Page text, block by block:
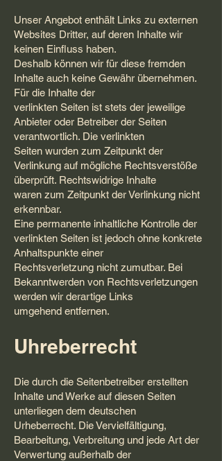
Unser Angebot enthält Links zu externen
Websites Dritter, auf deren Inhalte wir
keinen Einfluss haben.
Deshalb können wir für diese fremden
Inhalte auch keine Gewähr übernehmen.
Für die Inhalte der
verlinkten Seiten ist stets der jeweilige
Anbieter oder Betreiber der Seiten
verantwortlich. Die verlinkten
Seiten wurden zum Zeitpunkt der
Verlinkung auf mögliche Rechtsverstöße
überprüft. Rechtswidrige Inhalte
waren zum Zeitpunkt der Verlinkung nicht
erkennbar.
Eine permanente inhaltliche Kontrolle der
verlinkten Seiten ist jedoch ohne konkrete
Anhaltspunkte einer
Rechtsverletzung nicht zumutbar. Bei
Bekanntwerden von Rechtsverletzungen
werden wir derartige Links
umgehend entfernen.
Uhreberrecht
Die durch die Seitenbetreiber erstellten
Inhalte und Werke auf diesen Seiten
unterliegen dem deutschen
Urheberrecht. Die Vervielfältigung,
Bearbeitung, Verbreitung und jede Art der
Verwertung außerhalb der